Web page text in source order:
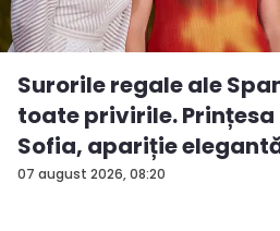
07 august 2026, 08:20
Surorile regale ale
toate privirile. Prințesa
Sofia, apariție